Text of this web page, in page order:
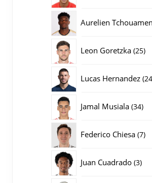
Aurelien
Leon Goretzka 2525
Lucas Hernandez 24
Jamal Musiala 3434
Federico Chiesa 77
Juan Cuadrado 33